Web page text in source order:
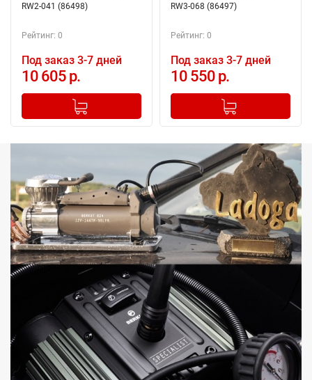
RW2-041 (86498)
Рейтинг: 0
Под заказ 3-7 дней
10 605 р.
+
Добавлено в корзину
RW3-068 (86497)
Рейтинг: 0
Под заказ 3-7 дней
10 550 р.
+
Добавлено в корзину